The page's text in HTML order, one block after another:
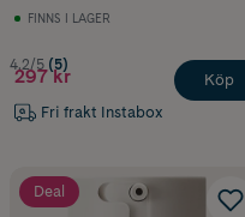
FINNS I LAGER
4.2/5 (5)
297 kr
Fri frakt Instabox
Köp
Deal